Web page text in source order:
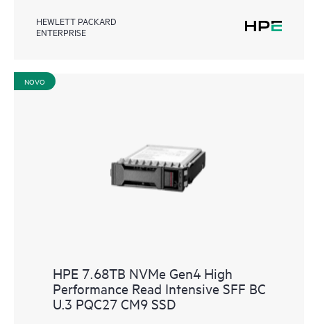
HEWLETT PACKARD
ENTERPRISE
NOVO
HPE 7.68TB NVMe Gen4 High
Performance Read Intensive SFF BC
U.3 PQC27 CM9 SSD